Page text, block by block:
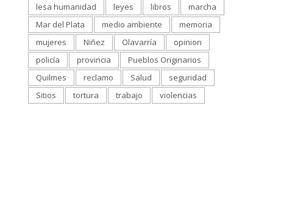
lesa humanidad
leyes libros
marcha
Mar del Plata
medio ambiente
memoria
mujeres
Niñez Olavarría
opinion
policía
provincia
Pueblos Originarios
Quilmes
reclamo Salud
seguridad
Sitios
tortura trabajo violencias